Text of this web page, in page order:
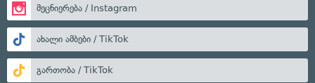
მეცნიერება / Instagram
ახალი ამბები / TikTok
გართობა / TikTok